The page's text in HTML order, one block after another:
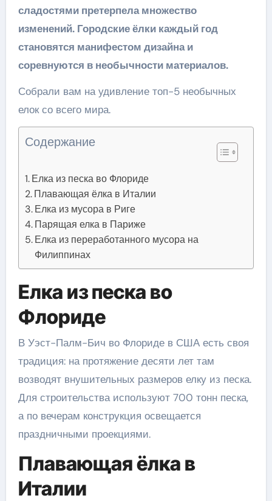
сладостями претерпела множество
изменений. Городские ёлки каждый год
становятся манифестом дизайна и
соревнуются в необычности материалов.
Собрали вам на удивление топ-5 необычных
елок со всего мира.
Содержание
Елка из песка во Флориде
Плавающая ёлка в Италии
Елка из мусора в Риге
Парящая елка в Париже
Елка из переработанного мусора на
Филиппинах
Елка из песка во
Флориде
В Уэст-Палм-Бич во Флориде в США есть своя
традиция: на протяжение десяти лет там
возводят внушительных размеров елку из песка.
Для строительства используют 700 тонн песка,
а по вечерам конструкция освещается
праздничными проекциями.
Плавающая ёлка в
Италии